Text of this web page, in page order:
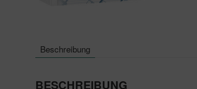
Beschreibung
BESCHREIBUNG